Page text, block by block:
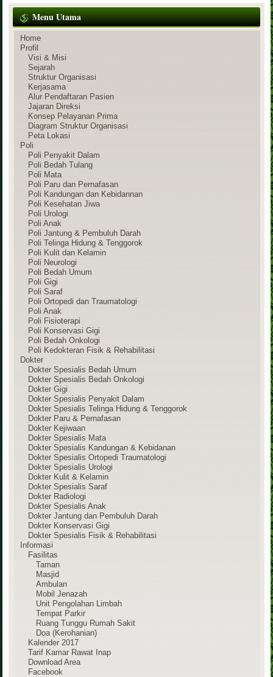
Menu Utama
Home
Profil
Visi & Misi
Sejarah
Struktur Organisasi
Kerjasama
Alur Pendaftaran Pasien
Jajaran Direksi
Konsep Pelayanan Prima
Diagram Struktur Organisasi
Peta Lokasi
Poli
Poli Penyakit Dalam
Poli Bedah Tulang
Poli Mata
Poli Paru dan Pernafasan
Poli Kandungan dan Kebidannan
Poli Kesehatan Jiwa
Poli Urologi
Poli Anak
Poli Jantung & Pembuluh Darah
Poli Telinga Hidung & Tenggorok
Poli Kulit dan Kelamin
Poli Neurologi
Poli Bedah Umum
Poli Gigi
Poli Saraf
Poli Ortopedi dan Traumatologi
Poli Anak
Poli Fisioterapi
Poli Konservasi Gigi
Poli Bedah Onkologi
Poli Kedokteran Fisik & Rehabilitasi
Dokter
Dokter Spesialis Bedah Umum
Dokter Spesialis Bedah Onkologi
Dokter Gigi
Dokter Spesialis Penyakit Dalam
Dokter Spesialis Telinga Hidung & Tenggorok
Dokter Paru & Pernafasan
Dokter Kejiwaan
Dokter Spesialis Mata
Dokter Spesialis Kandungan & Kebidanan
Dokter Spesialis Ortopedi Traumatologi
Dokter Spesialis Urologi
Dokter Kulit & Kelamin
Dokter Spesialis Saraf
Dokter Radiologi
Dokter Spesialis Anak
Dokter Jantung dan Pembuluh Darah
Dokter Konservasi Gigi
Dokter Spesialis Fisik & Rehabilitasi
Informasi
Fasilitas
Taman
Masjid
Ambulan
Mobil Jenazah
Unit Pengolahan Limbah
Tempat Parkir
Ruang Tunggu Rumah Sakit
Doa (Kerohanian)
Kalender 2017
Tarif Kamar Rawat Inap
Download Area
Facebook